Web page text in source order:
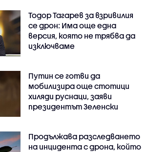
Тодор Тагарев за взривилия
се дрон: Има още една
версия, която не трябва да
изключваме
Путин се готви да
мобилизира още стотици
хиляди руснаци, заяви
президентът Зеленски
Продължава разследването
на инцидента с дрона, който